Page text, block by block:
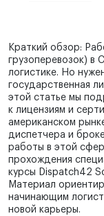
Краткий обзор:
грузоперевозок) в
логистике. Но
государственная
этой статье мы
к лицензиям и
американском
диспетчера и
работы в этой
прохождения
курсы Dispatch42
Материал
начинающим
новой карьеры.